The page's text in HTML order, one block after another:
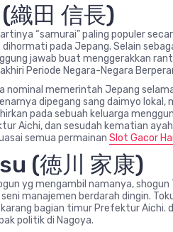
織田 信長)
“samurai” paling populer
pada Jepang. Selain
jawab buat menggerakkan
Periode Negara-Negara
nominal memerintah Jepang
dipegang sang daimyo lokal,
pada sebuah keluarga
Aichi, dan sesudah kematian
semua permainan Slot Gacor
(徳川 家康)
yg mengambil namanya,
manajemen berdarah dingin.
bagian timur Prefektur Aichi.
politik di Nagoya.